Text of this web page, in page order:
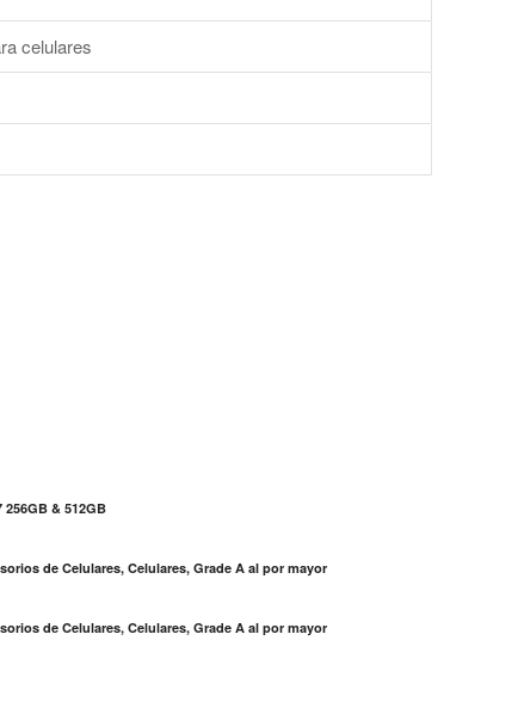
celulares
& 512GB
de Celulares, Celulares, Grade A al por mayor
de Celulares, Celulares, Grade A al por mayor